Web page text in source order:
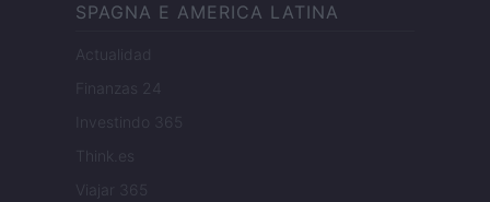
SPAGNA E AMERICA LATINA
Actualidad
Finanzas 24
Investindo 365
Think.es
Viajar 365